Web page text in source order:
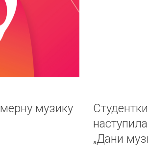
музику
„Дани